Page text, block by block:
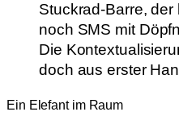
Stuckrad-Barre,
noch SMS mit
Die
doch aus erster
Ein Elefant im Raum